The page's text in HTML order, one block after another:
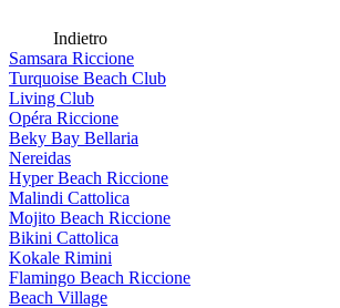
Indietro
Samsara Riccione
Turquoise Beach Club
Living Club
Opéra Riccione
Beky Bay Bellaria
Nereidas
Hyper Beach Riccione
Malindi Cattolica
Mojito Beach Riccione
Bikini Cattolica
Kokale Rimini
Flamingo Beach Riccione
Beach Village